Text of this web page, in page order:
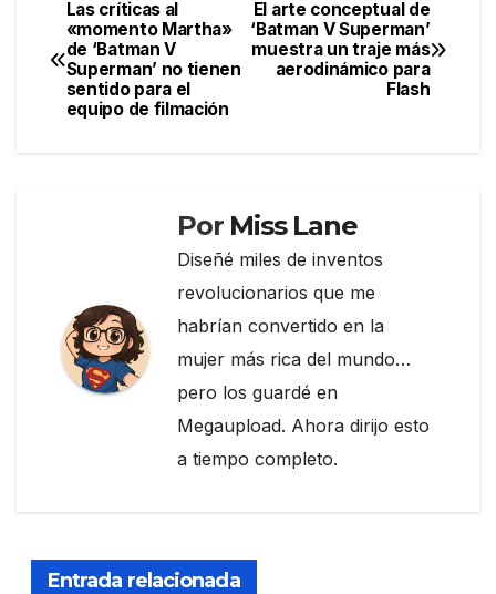
b
o
o
a
m
ar
tir
Navegación
de
entradas
El arte conceptual de
‘Batman V Superman’
muestra un traje más
aerodinámico para
Flash
Las críticas al
«momento Martha»
de ‘Batman V
Superman’ no tienen
sentido para el
equipo de filmación
Por Miss Lane
Diseñé miles de inventos
revolucionarios que me
habrían convertido en la
mujer más rica del mundo…
pero los guardé en
Megaupload. Ahora dirijo esto
a tiempo completo.
Entrada relacionada